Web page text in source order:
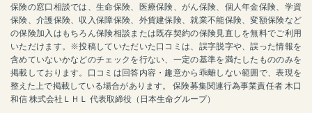
保険の窓口相談では、生命保険、医療保険、がん保険、個人年金保険、学資
保険、介護保険、収入保障保険、外貨建保険、就業不能保険、変額保険など
の保険加入はもちろん保険相談または既存契約の保険見直しを無料でご利用
いただけます。※投稿していただいた口コミは、誤字脱字や、誤った情報を
含めていないかなどのチェックを行ない、一定の基準を満たしたもののみを
掲載しております。口コミは回答内容・趣意から乖離しない範囲で、表現を
整えた上で掲載している場合があります。 保険募集関連行為事業責任者 木口
和信 株式会社ＬＨＬ 代表取締役（日本生命グループ）